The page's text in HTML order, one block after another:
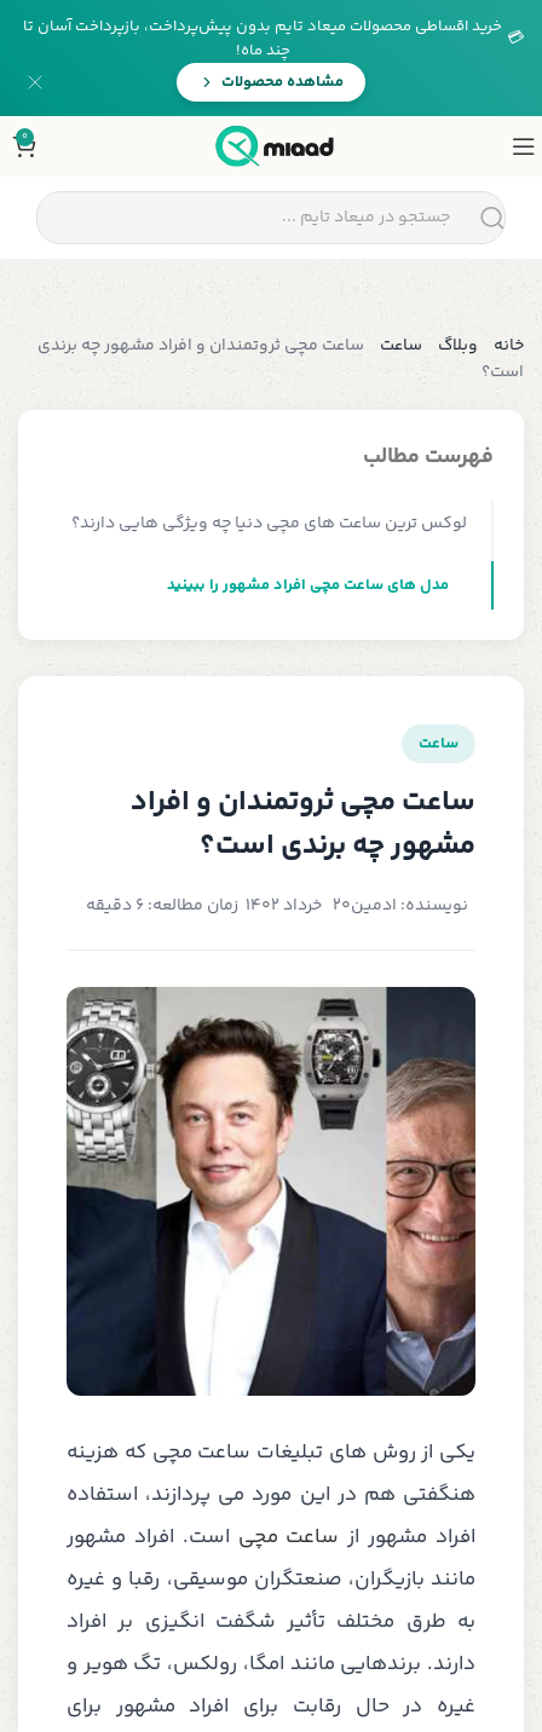
💳 خرید اقساطی محصولات میعاد تایم بدون پیش‌پرداخت، بازپرداخت آسان تا
چند ماه!
مشاهده محصولات
0
خانه وبلاگ ساعت
ساعت مچی ثروتمندان و افراد مشهور چه برندی
است؟
فهرست مطالب
لوکس ترین ساعت های مچی دنیا چه ویژگی هایی دارند؟
مدل های ساعت مچی افراد مشهور را ببینید
ساعت
ساعت مچی ثروتمندان و افراد
مشهور چه برندی است؟
نویسنده: ادمین20 خرداد 1402 زمان مطالعه: 6 دقیقه
یکی از روش های تبلیغات ساعت مچی که هزینه
هنگفتی هم در این مورد می پردازند، استفاده
افراد مشهور از ساعت مچی است. افراد مشهور
مانند بازیگران، صنعتگران موسیقی، رقبا و غیره
به طرق مختلف تأثیر شگفت انگیزی بر افراد
دارند. برندهایی مانند امگا، رولکس، تگ هویر و
غیره در حال رقابت برای افراد مشهور برای